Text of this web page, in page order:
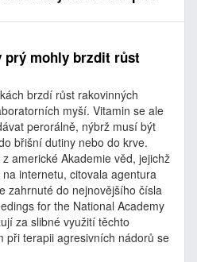
prý mohly brzdit růst
brzdí růst rakovinných
myší. Vitamin se ale
perorálně, nýbrž musí být
břišní dutiny nebo do krve.
americké Akademie věd, jejichž
internetu, citovala agentura
zahrnuté do nejnovějšího čísla
for the National Academy
za slibné využití těchto
při terapii agresivních nádorů se